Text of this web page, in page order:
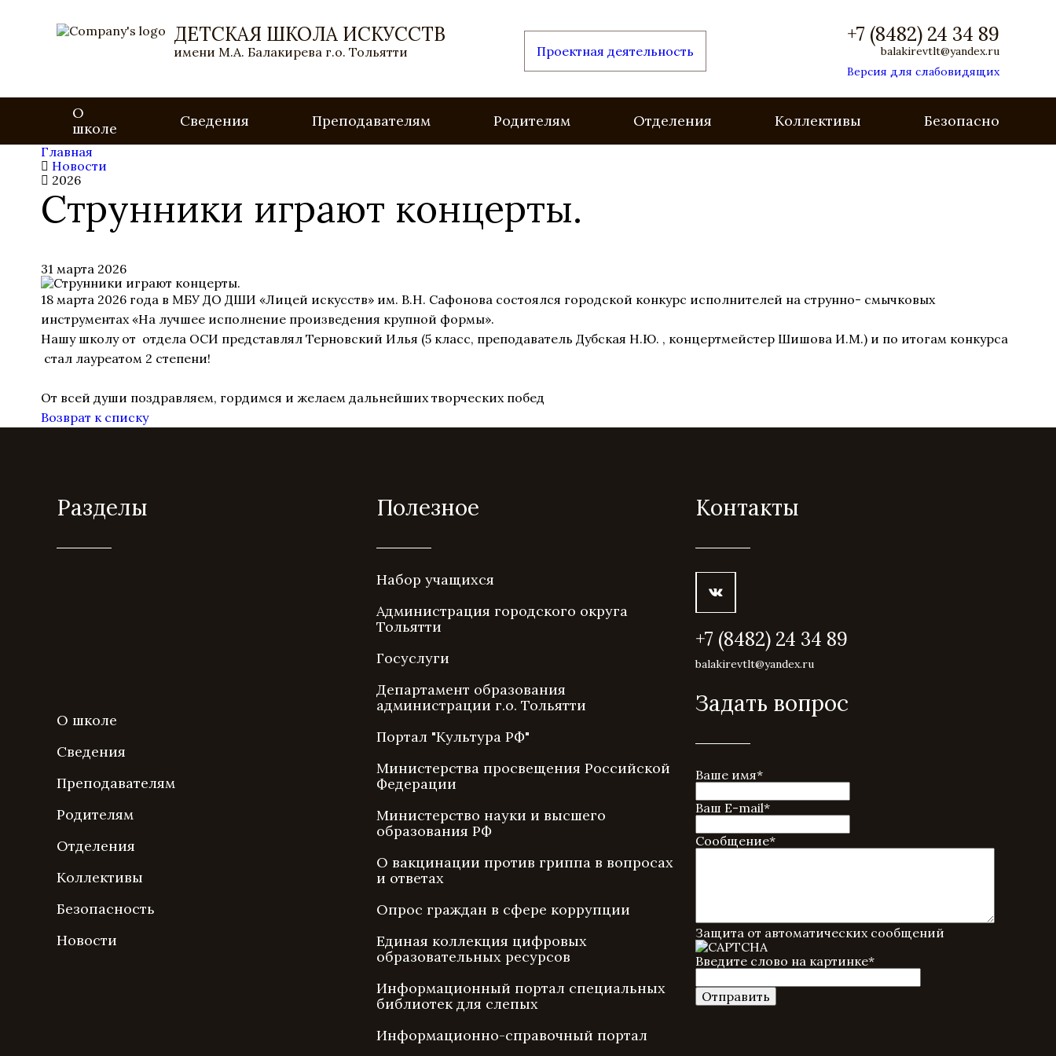
ДЕТСКАЯ ШКОЛА ИСКУССТВ
имени М.А. Балакирева г.о. Тольятти Проектная деятельность
+7 (8482) 24 34 89
balakirevtlt@yandex.ru
Версия для слабовидящих
О
школе
Сведения Преподавателям Родителям Отделения Коллективы Безопасность
Главная
Новости
2026
Струнники играют концерты.
31 марта 2026
18 марта 2026 года в МБУ ДО ДШИ «Лицей искусств» им. В.Н. Сафонова состоялся городской конкурс исполнителей на струнно- смычковых
инструментах «На лучшее исполнение произведения крупной формы».
Нашу школу от отдела ОСИ представлял Терновский Илья (5 класс, преподаватель Дубская Н.Ю. , концертмейстер Шишова И.М.) и по итогам конкурса
стал лауреатом 2 степени!
От всей души поздравляем, гордимся и желаем дальнейших творческих побед
Возврат к списку
Разделы
О школе
Сведения
Преподавателям
Родителям
Отделения
Коллективы
Безопасность
Новости
Полезное
Набор учащихся
Администрация городского округа
Тольятти
Госуслуги
Департамент образования
администрации г.о. Тольятти
Портал "Культура РФ"
Министерства просвещения Российской
Федерации
Министерство науки и высшего
образования РФ
О вакцинации против гриппа в вопросах
и ответах
Опрос граждан в сфере коррупции
Единая коллекция цифровых
образовательных ресурсов
Информационный портал специальных
библиотек для слепых
Информационно-справочный портал
Контакты
+7 (8482) 24 34 89
balakirevtlt@yandex.ru
Задать вопрос
Ваше имя*
Ваш E-mail*
Сообщение*
Защита от автоматических сообщений
Введите слово на картинке*